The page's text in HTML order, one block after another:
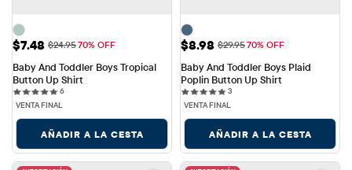
Precio de venta: $7.48
$7.48 Precio original: $24.95
$24.9570% OFF
Baby And Toddler Boys Tropical
Button Up Shirt
66 reviews
VENTA FINAL
AÑADIR A LA CESTA
Precio de venta: $8.98
$8.98 Precio original: $29.95
$29.9570% OFF
Baby And Toddler Boys Plaid
Poplin Button Up Shirt
33 reviews
VENTA FINAL
AÑADIR A LA CESTA